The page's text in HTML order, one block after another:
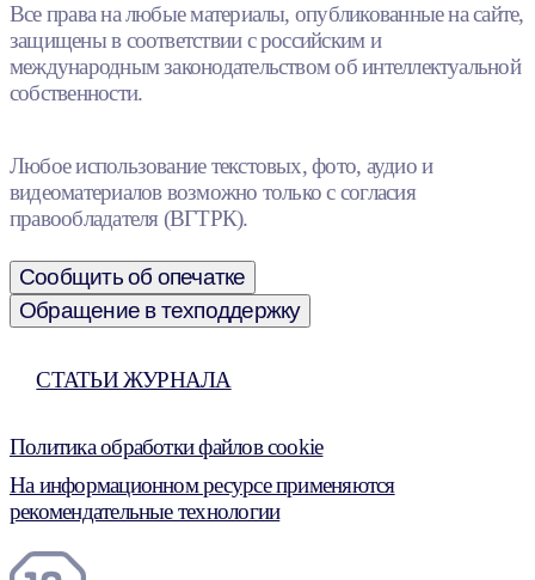
Все права на любые материалы, опубликованные на сайте,
защищены в соответствии с российским и
международным законодательством об интеллектуальной
собственности.
Любое использование текстовых, фото, аудио и
видеоматериалов возможно только с согласия
правообладателя (ВГТРК).
Сообщить об опечатке
Обращение в техподдержку
СТАТЬИ ЖУРНАЛА
Политика обработки файлов cookie
На информационном ресурсе применяются
рекомендательные технологии